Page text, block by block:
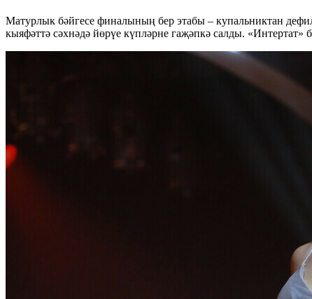
Матурлык бәйгесе финалының бер этабы – купальниктан
кыяфәттә сәхнәдә йөрүе күпләрне гаҗәпкә салды.